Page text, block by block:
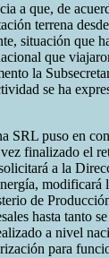
a que, de
terrena
situación que
que
la
se ha
SRL puso en
finalizado el
a la
modificará
de
hasta tanto
a nivel
para